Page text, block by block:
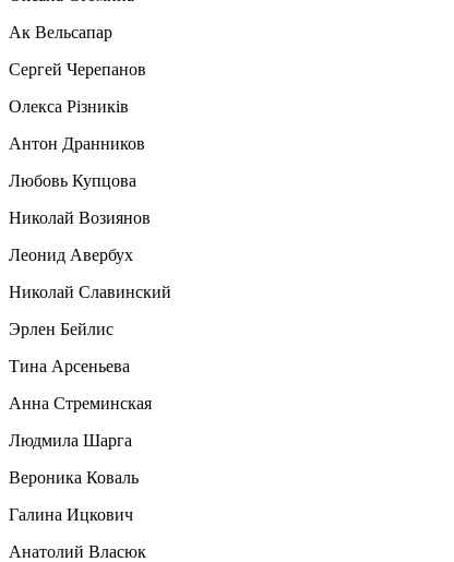
Ак Вельсапар
Сергей Черепанов
Олекса Рiзникiв
Антон Дранников
Любовь Купцова
Николай Возиянов
Леонид Авербух
Николай Славинский
Эрлен Бейлис
Тина Арсеньева
Анна Стреминская
Людмила Шарга
Вероника Коваль
Галина Ицкович
Анатолий Власюк